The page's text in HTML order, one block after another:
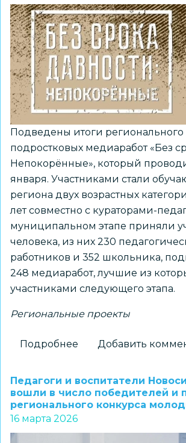
победителей
и
призеров
регионального
конкурса
«Путь
Героя-2026»
Подведены итоги регионального
подростковых медиаработ «Без
Непокорённые», который
января. Участниками стали
региона двух возрастных
лет совместно с кураторами-
муниципальном этапе приняли
человека, из них 230
работников и 352 школьника,
248 медиаработ, лучшие из
участниками следующего этапа.
Региональные проекты
Подробнее
регионального
конкурса
Добавить
Педагоги и воспитатели
вошли в число победителей и
регионального конкурса
16 марта 2026